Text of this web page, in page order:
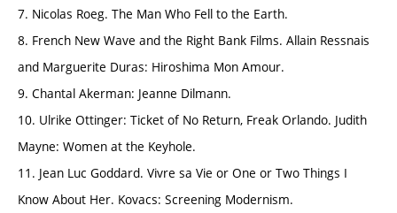
7. Nicolas Roeg. The Man Who Fell to the Earth.
8. French New Wave and the Right Bank Films. Allain Ressnais
and Marguerite Duras: Hiroshima Mon Amour.
9. Chantal Akerman: Jeanne Dilmann.
10. Ulrike Ottinger: Ticket of No Return, Freak Orlando. Judith
Mayne: Women at the Keyhole.
11. Jean Luc Goddard. Vivre sa Vie or One or Two Things I
Know About Her. Kovacs: Screening Modernism.